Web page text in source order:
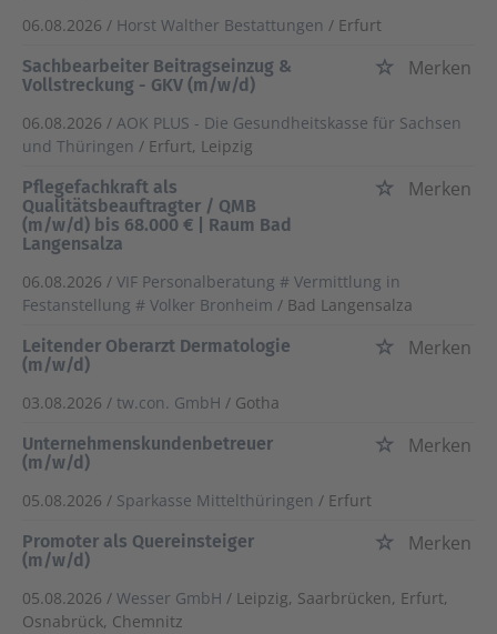
06.08.2026 / Horst Walther Bestattungen / Erfurt
Sachbearbeiter Beitragseinzug &
Vollstreckung - GKV (m/w/d)
Merken
06.08.2026 / AOK PLUS - Die Gesundheitskasse für Sachsen
und Thüringen / Erfurt, Leipzig
Pflegefachkraft als
Qualitätsbeauftragter / QMB
(m/w/d) bis 68.000 € | Raum Bad
Langensalza
Merken
06.08.2026 / VIF Personalberatung # Vermittlung in
Festanstellung # Volker Bronheim / Bad Langensalza
Leitender Oberarzt Dermatologie
(m/w/d)
Merken
03.08.2026 / tw.con. GmbH / Gotha
Unternehmenskundenbetreuer
(m/w/d)
Merken
05.08.2026 / Sparkasse Mittelthüringen / Erfurt
Promoter als Quereinsteiger
(m/w/d)
Merken
05.08.2026 / Wesser GmbH / Leipzig, Saarbrücken, Erfurt,
Osnabrück, Chemnitz